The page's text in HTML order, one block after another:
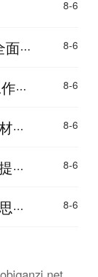
8-6
··· 8-6
8-6
8-6
8-6
8-6